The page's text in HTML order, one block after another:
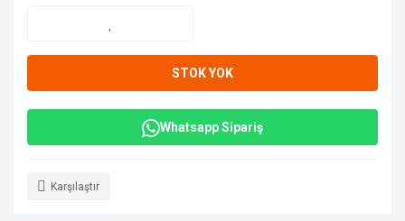
STOK YOK
Whatsapp Sipariş
Karşılaştır